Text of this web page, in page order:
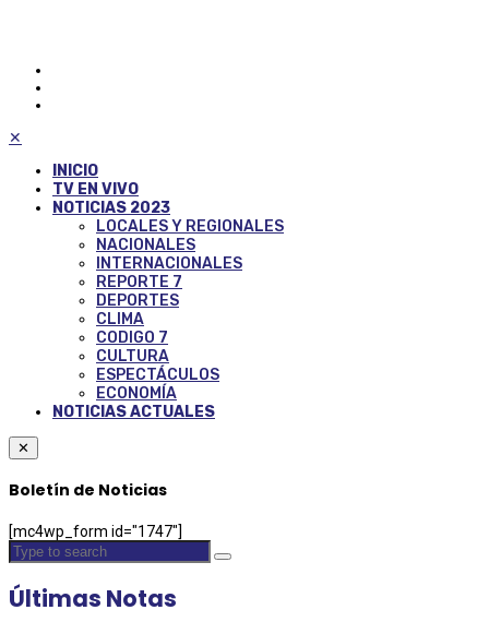
✕
INICIO
TV EN VIVO
NOTICIAS 2023
LOCALES Y REGIONALES
NACIONALES
INTERNACIONALES
REPORTE 7
DEPORTES
CLIMA
CODIGO 7
CULTURA
ESPECTÁCULOS
ECONOMÍA
NOTICIAS ACTUALES
✕
Boletín de Noticias
[mc4wp_form id="1747"]
Últimas Notas